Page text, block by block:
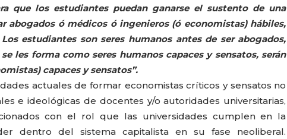
que los estudiantes puedan ganarse el sustento de una
abogados ó médicos ó ingenieros (ó economistas) hábiles,
estudiantes son seres humanos antes de ser abogados,
les forma como seres humanos capaces y sensatos, serán
capaces y sensatos”.
actuales de formar economistas críticos y sensatos no
e ideológicas de docentes y/o autoridades universitarias,
con el rol que las universidades cumplen en la
dentro del sistema capitalista en su fase neoliberal.